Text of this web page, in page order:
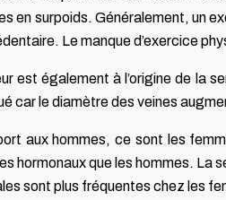
en surpoids. Généralement, un
Le manque d’exercice
est également à l’origine de la
car le diamètre des veines
aux hommes, ce sont les
hormonaux que les hommes. La
sont plus fréquentes chez les